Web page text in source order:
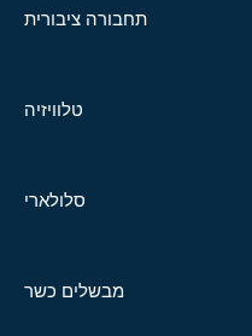
תחבורה ציבורית
טלוויזיה
סלולארי
מבשלים כשר